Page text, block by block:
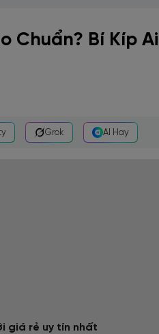
Chuẩn? Bí Kíp
Grok AI Hay
giá rẻ uy tín nhất